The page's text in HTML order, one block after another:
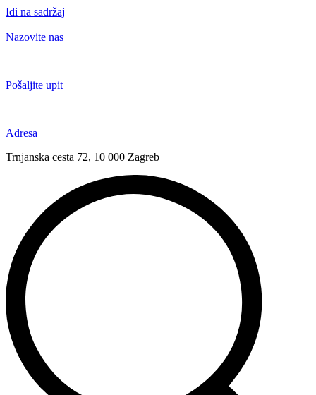
Idi na sadržaj
Nazovite nas
Pošaljite upit
Adresa
Trnjanska cesta 72, 10 000 Zagreb